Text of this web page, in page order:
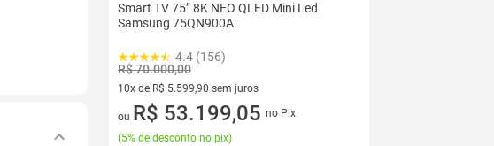
Smart TV 75” 8K NEO QLED Mini Led
Samsung 75QN900A
4.4 (156)
R$ 70.000,00
10x de R$ 5.599,90 sem juros
10 vez de R$ 5.599,90 sem juros
ou R$ 53.199,05 no Pix
(5% de desconto no pix)